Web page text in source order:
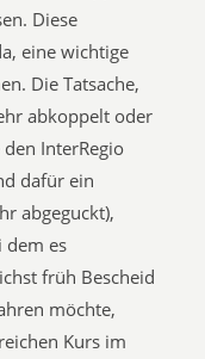
Diese
eine wichtige
Die Tatsache,
abkoppelt oder
InterRegio
dafür ein
abgeguckt),
dem es
früh Bescheid
möchte,
Kurs im